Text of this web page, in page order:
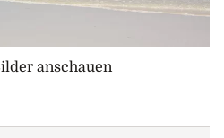
anschauen